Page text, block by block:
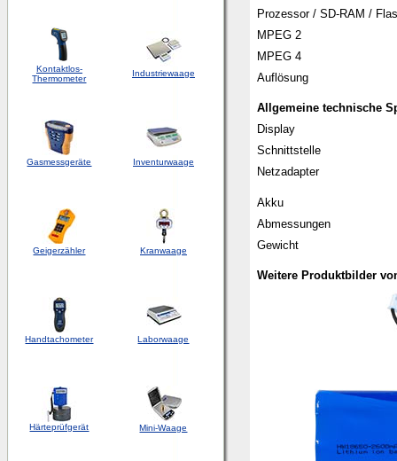
Kontaktlos-
Thermometer
Industriewaage
Gasmessgeräte Inventurwaage
Geigerzähler Kranwaage
Handtachometer Laborwaage
Härteprüfgerät Mini-Waage
Prozessor / SD-RAM /
MPEG 2
MPEG 4
Auflösung
Allgemeine technische
Display
Schnittstelle
Netzadapter
Akku
Abmessungen
Gewicht
Weitere Produktbilder